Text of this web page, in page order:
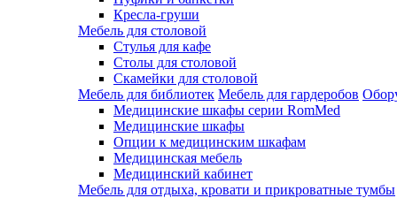
Кресла-груши
Мебель для столовой
Cтулья для кафе
Cтолы для столовой
Скамейки для столовой
Мебель для библиотек Мебель для гардеробов
Медицинские шкафы серии RomMed
Медицинские шкафы
Опции к медицинским шкафам
Медицинская мебель
Медицинский кабинет
Мебель для отдыха, кровати и прикроватные тумбы